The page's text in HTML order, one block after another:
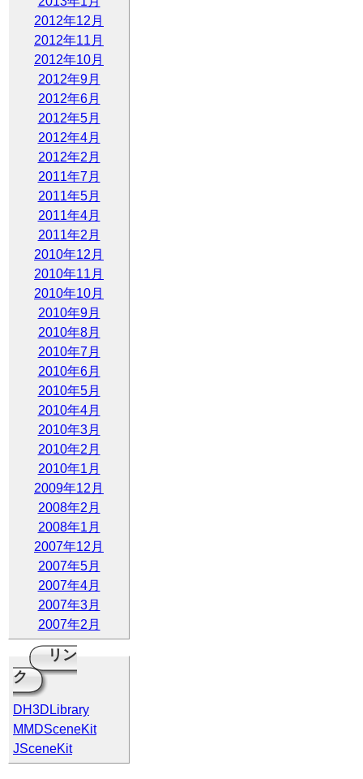
2012年12月
2012年11月
2012年10月
2012年9月
2012年6月
2012年5月
2012年4月
2012年2月
2011年7月
2011年5月
2011年4月
2011年2月
2010年12月
2010年11月
2010年10月
2010年9月
2010年8月
2010年7月
2010年6月
2010年5月
2010年4月
2010年3月
2010年2月
2010年1月
2009年12月
2008年2月
2008年1月
2007年12月
2007年5月
2007年4月
2007年3月
2007年2月
リン
ク
DH3DLibrary
MMDSceneKit
JSceneKit